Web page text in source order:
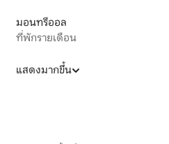
มอนทรีออล
ที่พักรายเดือน
แสดงมากขึ้น